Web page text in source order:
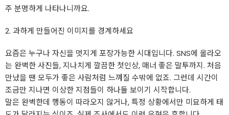
주 분명하게 나타나니까요.
2. 과하게 만들어진 이미지를 경계하세요
요즘은 누구나 자신을 멋지게 포장가능한 시대입니다. SNS에 올라오
는 완벽한 사진들, 지나치게 깔끔한 첫인상, 매너 좋은 말투까지. 처음
만났을 땐 모두가 좋은 사람처럼 느껴질 수밖에 없죠. 그런데 시간이
조금만 지나면 이상한 지점들이 하나둘 보이기 시작합니다.
말은 완벽한데 행동이 따라오지 않거나, 특정 상황에서만 미묘하게 태